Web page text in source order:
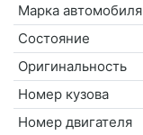
Марка автомобиля
Состояние
Оригинальность
Номер кузова
Номер двигателя